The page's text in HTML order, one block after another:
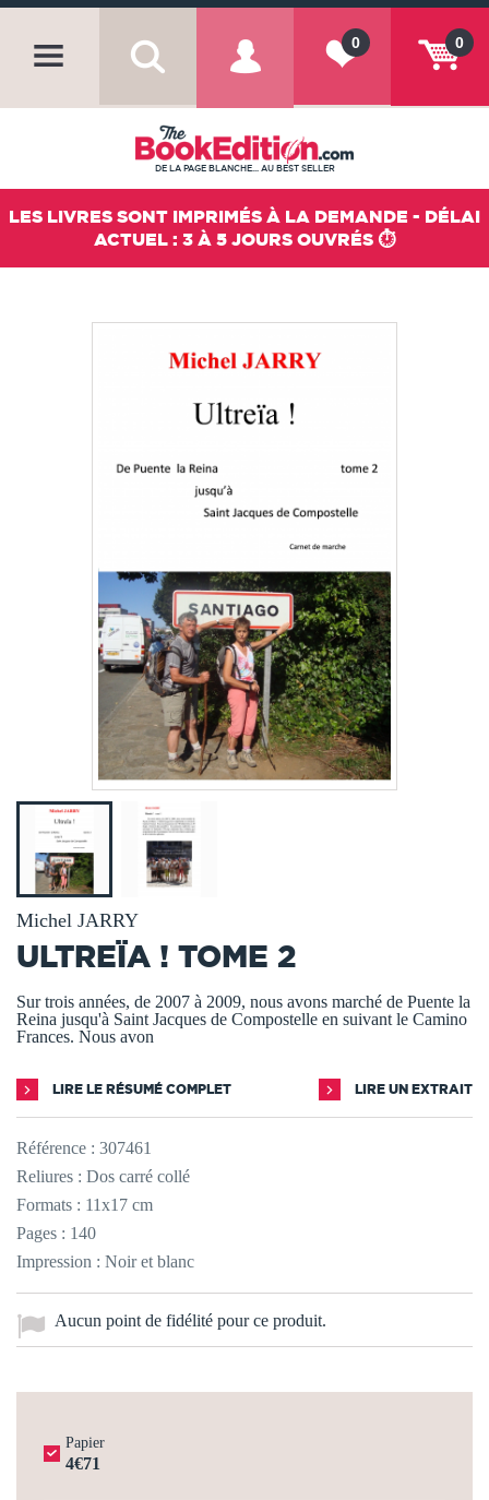
0
0
DE LA PAGE BLANCHE... AU BEST SELLER
LES LIVRES SONT IMPRIMÉS À LA DEMANDE - DÉLAI
ACTUEL : 3 À 5 JOURS OUVRÉS ⏱️
Michel JARRY
ULTREÏA ! TOME 2
Sur trois années, de 2007 à 2009, nous avons marché de Puente la
Reina jusqu'à Saint Jacques de Compostelle en suivant le Camino
Frances. Nous avon
LIRE LE RÉSUMÉ COMPLET LIRE UN EXTRAIT
Référence : 307461
Reliures : Dos carré collé
Formats : 11x17 cm
Pages : 140
Impression : Noir et blanc
Aucun point de fidélité pour ce produit.
Papier
4€71